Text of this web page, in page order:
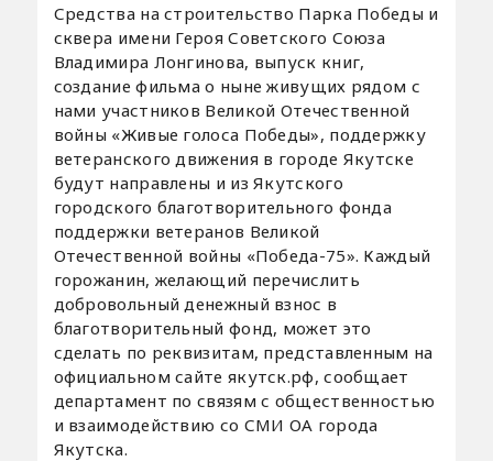
Средства на строительство Парка Победы и
сквера имени Героя Советского Союза
Владимира Лонгинова, выпуск книг,
создание фильма о ныне живущих рядом с
нами участников Великой Отечественной
войны «Живые голоса Победы», поддержку
ветеранского движения в городе Якутске
будут направлены и из Якутского
городского благотворительного фонда
поддержки ветеранов Великой
Отечественной войны «Победа-75». Каждый
горожанин, желающий перечислить
добровольный денежный взнос в
благотворительный фонд, может это
сделать по реквизитам, представленным на
официальном сайте якутск.рф, сообщает
департамент по связям с общественностью
и взаимодействию со СМИ ОА города
Якутска.